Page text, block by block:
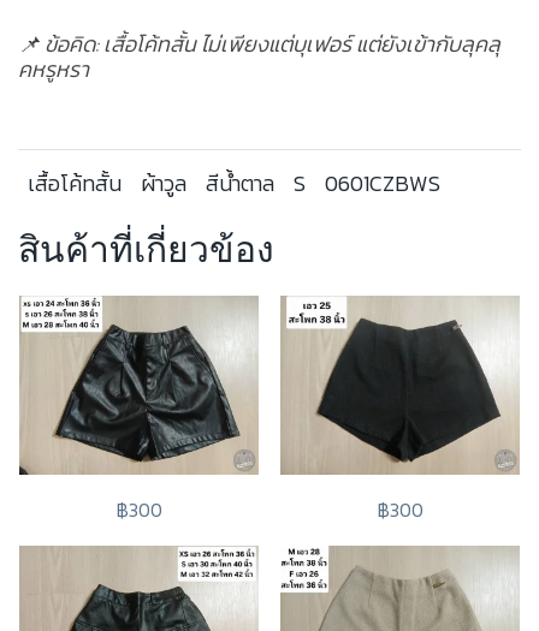
📌 ข้อคิด: เสื้อโค้ทสั้น ไม่เพียงแต่บุเฟอร์ แต่ยังเข้ากับลุคลุ
คหรูหรา
เสื้อโค้ทสั้น ผ้าวูล สีน้ำตาล S 0601CZBWS
สินค้าที่เกี่ยวข้อง
฿300 ฿300